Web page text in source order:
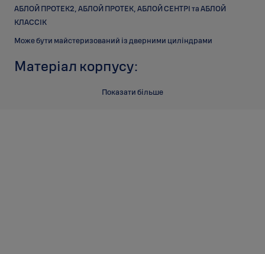
АБЛОЙ ПРОТЕК2, АБЛОЙ ПРОТЕК, АБЛОЙ СЕНТРІ та АБЛОЙ
КЛАССІК
Може бути майстеризований із дверними циліндрами
Матеріал корпусу:
Показати більше